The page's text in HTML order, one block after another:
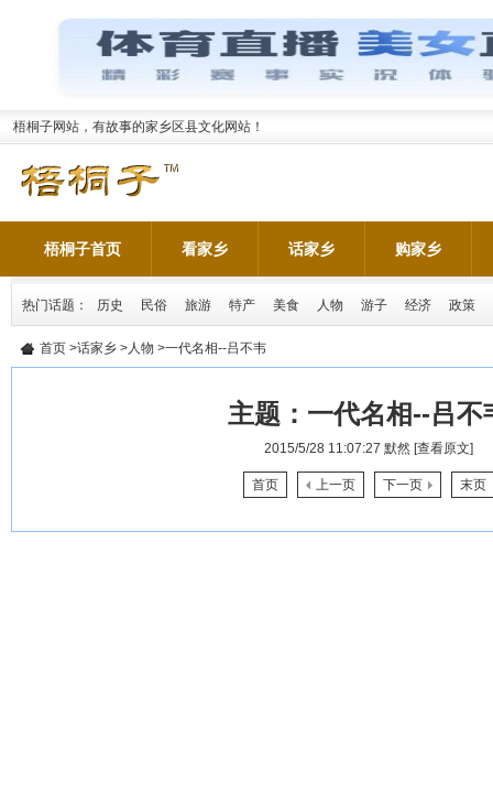
梧桐子网站，有故事的家乡区县文化网站！
梧桐子首页 看家乡 话家乡 购家乡
热门话题： 历史 民俗 旅游 特产 美食 人物 游子 经济 政策
首页 >话家乡 >人物 >一代名相--吕不韦
主题： 一代名相--吕不
2015/5/28 11:07:27 默然 [查看原文]
首页 上一页 下一页 末页